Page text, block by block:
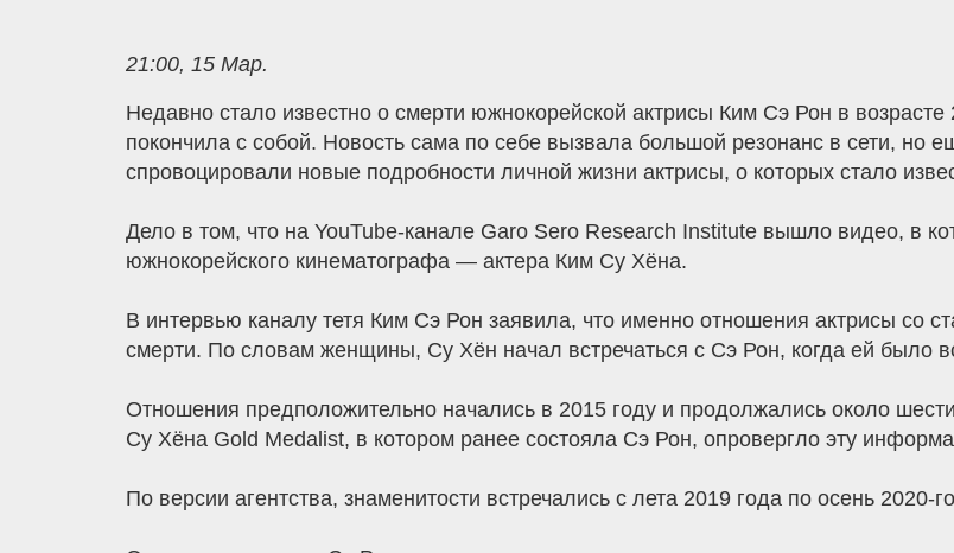
21:00, 15 Мар.
Недавно стало известно о смерти южнокорейской актрисы Ким Сэ Рон в
покончила с собой. Новость сама по себе вызвала большой резонанс в сети, но
спровоцировали новые подробности личной жизни актрисы, о которых стало
Дело в том, что на YouTube-канале Garo Sero Research Institute вышло видео, в
южнокорейского кинематографа — актера Ким Су Хёна.
В интервью каналу тетя Ким Сэ Рон заявила, что именно отношения актрисы со
смерти. По словам женщины, Су Хён начал встречаться с Сэ Рон, когда ей было
Отношения предположительно начались в 2015 году и продолжались около
Су Хёна Gold Medalist, в котором ранее состояла Сэ Рон, опровергло эту
По версии агентства, знаменитости встречались с лета 2019 года по осень